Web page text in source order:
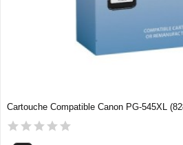
Cartouche Compatible Canon PG-545XL